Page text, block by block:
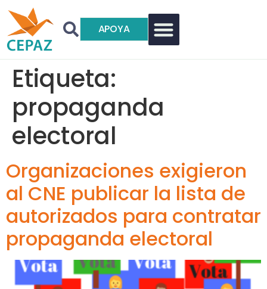
APOYA
Etiqueta:
propaganda
electoral
Organizaciones exigieron
al CNE publicar la lista de
autorizados para contratar
propaganda electoral